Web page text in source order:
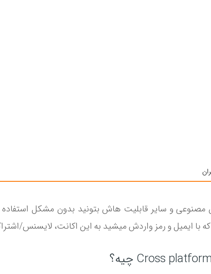
مصنوعی و سایر قابلیت هاش بتونید بدون مشکل
ایمیل و رمز واردش میشید به این اکانت، لایسنس/